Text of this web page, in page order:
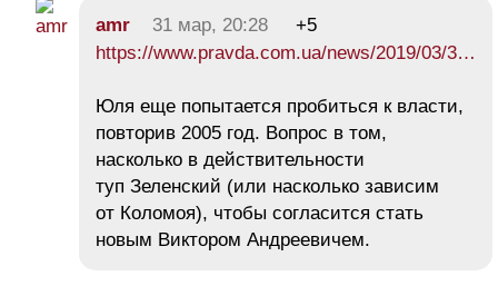
amr 31 мар, 20:28
+5
https://www.pravda.com.ua/news/2019/03/3…
Юля еще попытается пробиться к власти,
повторив 2005 год. Вопрос в том,
насколько в действительности
туп Зеленский (или насколько зависим
от Коломоя), чтобы согласится стать
новым Виктором Андреевичем.